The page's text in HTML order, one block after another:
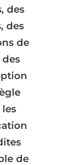
des
des
de
des
de